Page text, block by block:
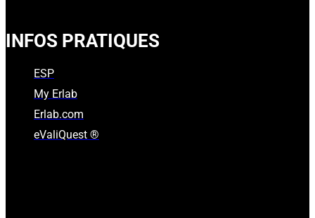
INFOS PRATIQUES
ESP
My Erlab
Erlab.com
eValiQuest ®